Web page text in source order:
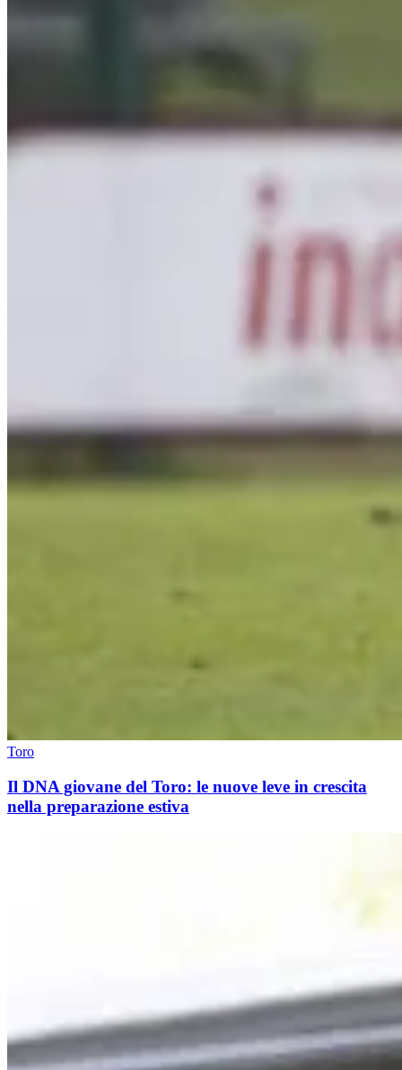
Toro
Il DNA giovane del Toro: le nuove leve in crescita
nella preparazione estiva